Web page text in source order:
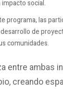
social.
programa, las
de
comunidades.
entre ambas
creando